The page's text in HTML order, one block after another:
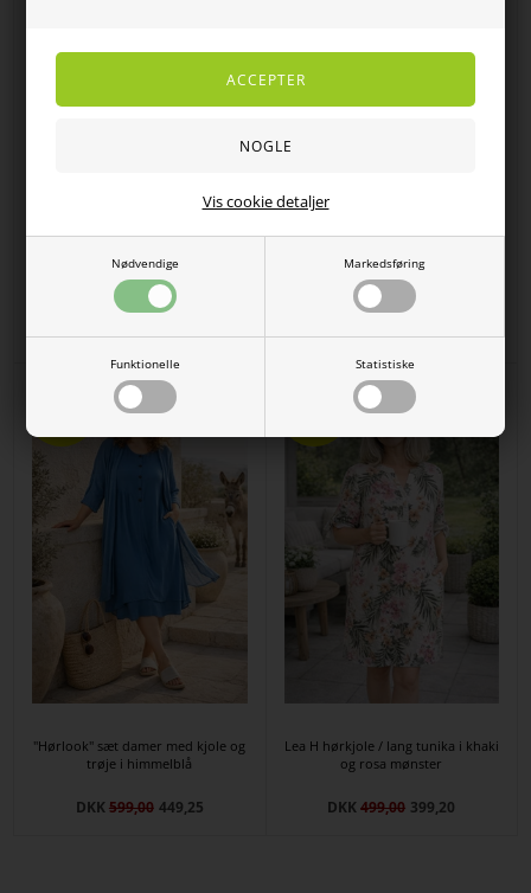
Nødvendige Markedsføring
Funktionelle Statistiske
Vis cookie detaljer
Bolero i rød bomuld fra Skovhuus
DKK400,00 196,00
Billige sommerkjole med knapper
- mange små blomster
DKK199,00 99,50
"Hørlook" sæt damer med kjole og
trøje i himmelblå
DKK599,00 449,25
Lea H hørkjole / lang tunika i khaki
og rosa mønster
DKK499,00 399,20